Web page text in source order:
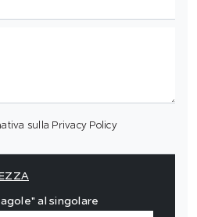
sulla Privacy Policy
al singolare